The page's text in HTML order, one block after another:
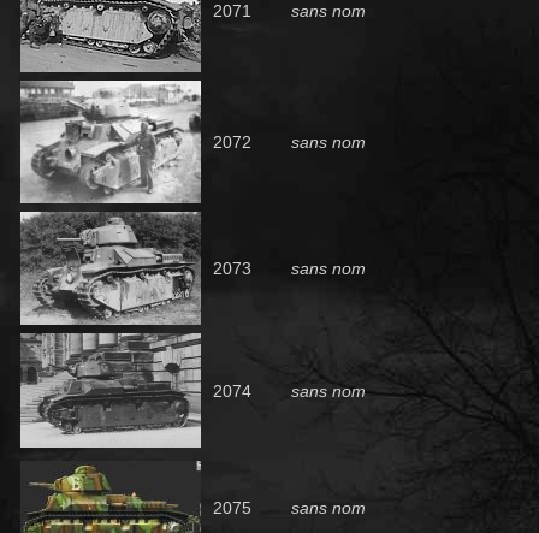
2071 sans nom
2072 sans nom
2073 sans nom
2074 sans nom
2075 sans nom